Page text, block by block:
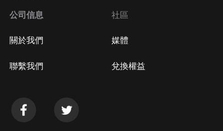
公司信息
關於我們
聯繫我們
社區
媒體
兌換權益